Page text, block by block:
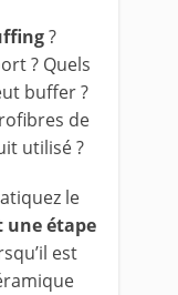
?
? Quels
buffer ?
de
utilisé ?
le
une étape
est